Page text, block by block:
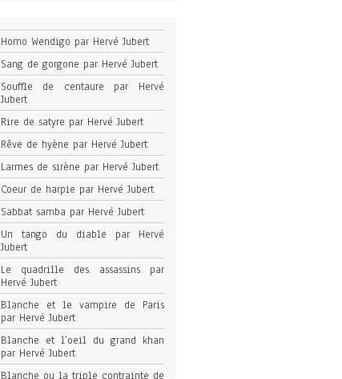
Homo Wendigo par Hervé Jubert
Sang de gorgone par Hervé Jubert
Souffle de centaure par Hervé
Jubert
Rire de satyre par Hervé Jubert
Rêve de hyène par Hervé Jubert
Larmes de sirène par Hervé Jubert
Coeur de harpie par Hervé Jubert
Sabbat samba par Hervé Jubert
Un tango du diable par Hervé
Jubert
Le quadrille des assassins par
Hervé Jubert
Blanche et le vampire de Paris
par Hervé Jubert
Blanche et l’oeil du grand khan
par Hervé Jubert
Blanche ou la triple contrainte de